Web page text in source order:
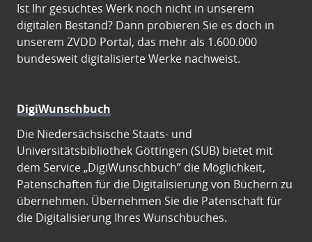
Ist Ihr gesuchtes Werk noch nicht in unserem
digitalen Bestand? Dann probieren Sie es doch in
unserem ZVDD Portal, das mehr als 1.600.000
bundesweit digitalisierte Werke nachweist.
DigiWunschbuch
Die Niedersächsische Staats- und
Universitätsbibliothek Göttingen (SUB) bietet mit
dem Service „DigiWunschbuch” die Möglichkeit,
Patenschaften für die Digitalisierung von Büchern zu
übernehmen. Übernehmen Sie die Patenschaft für
die Digitalisierung Ihres Wunschbuches.